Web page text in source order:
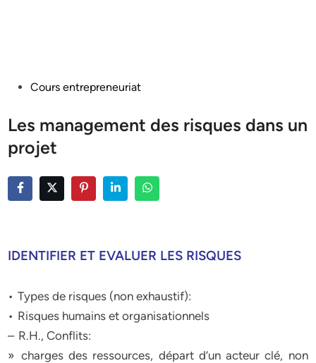
PostedCours entrepreneuriat
Les management des risques dans un
projet
IDENTIFIER ET EVALUER LES RISQUES
• Types de risques (non exhaustif):
• Risques humains et organisationnels
– R.H., Conflits:
» charges des ressources, départ d’un acteur clé, non